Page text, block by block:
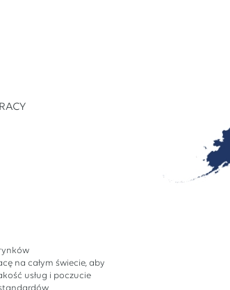
na całym świecie, aby
usług i poczucie